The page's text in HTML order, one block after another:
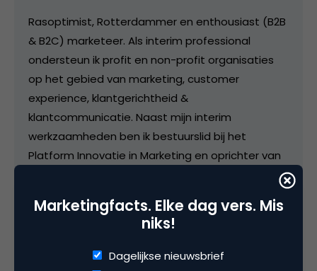
Rasoptimist, Rotterdammer en enthousiast (B2B
& B2C) marketeer. Als interim professional
ondersteun ik profit en non-profit organisaties
op het gebied van marketing, customer
experience, klantgerichtheid &
klantcommunicatie. Naast mijn interim
werkzaamheden ben ik bestuurslid bij het
Platform Innovatie in Marketing en oprichter van
Marketingfacts. Elke dag vers. Mis
niks!
Dagelijkse nieuwsbrief